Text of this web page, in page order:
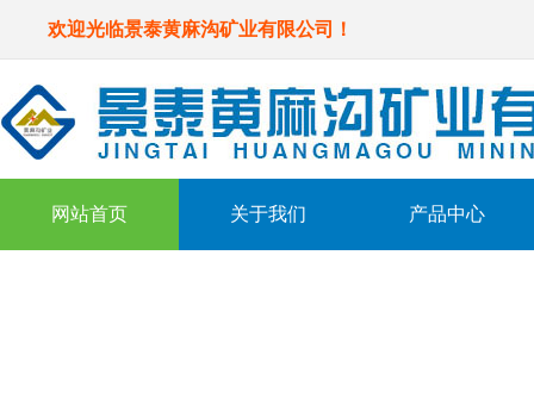
欢迎光临景泰黄麻沟矿业有限公司！
网站首页 关于我们 产品中心